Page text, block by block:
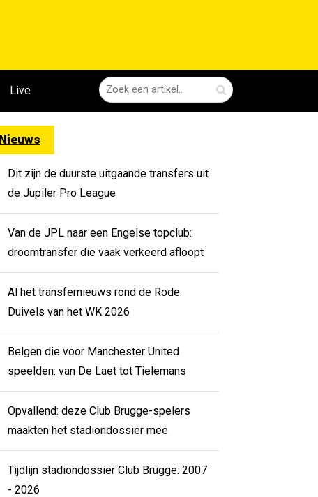
Live
Nieuws
Dit zijn de duurste uitgaande transfers uit
de Jupiler Pro League
Van de JPL naar een Engelse topclub:
droomtransfer die vaak verkeerd afloopt
Al het transfernieuws rond de Rode
Duivels van het WK 2026
Belgen die voor Manchester United
speelden: van De Laet tot Tielemans
Opvallend: deze Club Brugge-spelers
maakten het stadiondossier mee
Tijdlijn stadiondossier Club Brugge: 2007
- 2026